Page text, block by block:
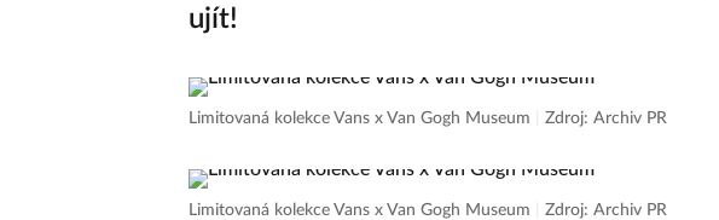
ujít!
Limitovaná kolekce Vans x Van Gogh Museum Zdroj: Archiv PR
Limitovaná kolekce Vans x Van Gogh Museum Zdroj: Archiv PR